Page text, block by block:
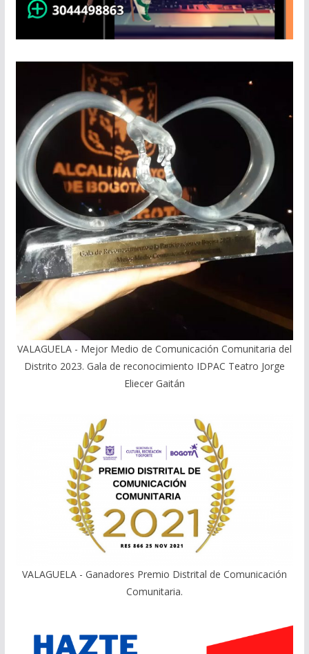
VALAGUELA - Mejor Medio de Comunicación Comunitaria del
Distrito 2023. Gala de reconocimiento IDPAC Teatro Jorge
Eliecer Gaitán
VALAGUELA - Ganadores Premio Distrital de Comunicación
Comunitaria.